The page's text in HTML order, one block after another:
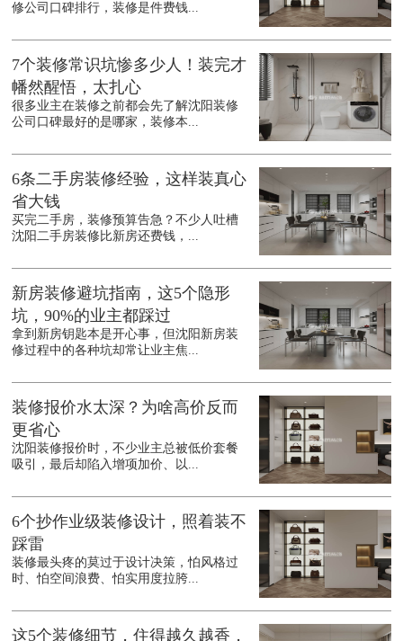
修公司口碑排行，装修是件费钱...
7个装修常识坑惨多少人！装完才
幡然醒悟，太扎心
很多业主在装修之前都会先了解沈阳装修
公司口碑最好的是哪家，装修本...
6条二手房装修经验，这样装真心
省大钱
买完二手房，装修预算告急？不少人吐槽
沈阳二手房装修比新房还费钱，...
新房装修避坑指南，这5个隐形
坑，90%的业主都踩过
拿到新房钥匙本是开心事，但沈阳新房装
修过程中的各种坑却常让业主焦...
装修报价水太深？为啥高价反而
更省心
沈阳装修报价时，不少业主总被低价套餐
吸引，最后却陷入增项加价、以...
6个抄作业级装修设计，照着装不
踩雷
装修最头疼的莫过于设计决策，怕风格过
时、怕空间浪费、怕实用度拉胯...
这5个装修细节，住得越久越香，